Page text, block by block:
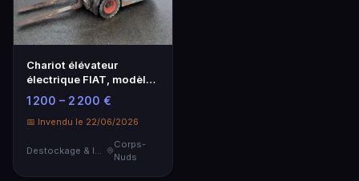
Chariot élévateur
électrique FIAT, modèle
E3/15N, capacité 1…
1 200 – 2 200 €
📅 Invendu le 22/06/2026
Destockage & Invendus
Corps-
Nuds